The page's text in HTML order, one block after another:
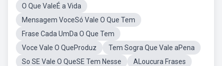
O Que ValeÉ a Vida
Mensagem VoceSó Vale O Que Tem
Frase Cada UmDa O Que Tem
Voce Vale O QueProduz
Tem Sogra Que Vale aPena
So SE Vale O QueSE Tem Nesse
ALoucura Frases